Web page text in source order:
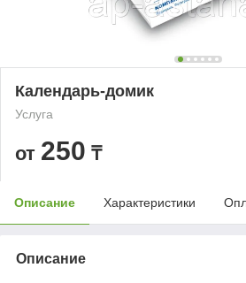
Календарь-домик
Услуга
от 250 ₸
Описание Характеристики
Описание